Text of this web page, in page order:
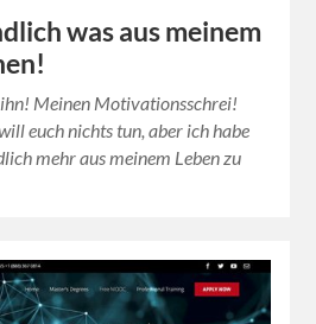
was aus meinem
Meinen Motivationsschrei!
euch nichts tun, aber ich habe
mehr aus meinem Leben zu